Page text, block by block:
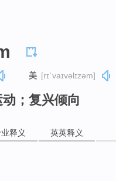
美 [rɪˈvaɪvəlɪzəm]
；复兴倾向
释义 英英释义